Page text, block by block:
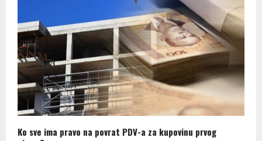
Ko sve ima pravo na povrat PDV-a za kupovinu prvog